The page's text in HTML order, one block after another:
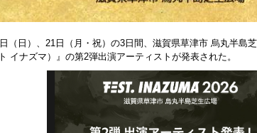
（日）、21日（月・祝）の3日間、滋賀県草津市 烏丸半島
イナズマ）』の第2弾出演アーティストが発表された。